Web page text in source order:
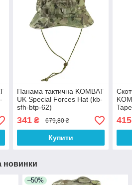
Панама тактична KOMBAT
UK Special Forces Hat (kb-
sfh-btp-62)
341₴ 679,80 ₴
Купити
новинки
–50%